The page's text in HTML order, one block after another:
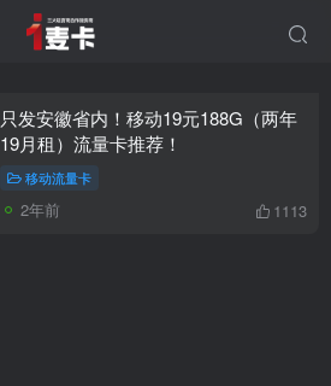
只发安徽省内！移动19元188G（两年
19月租）流量卡推荐！
移动流量卡
2年前 1113